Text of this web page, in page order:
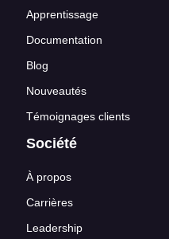
Apprentissage
Documentation
Blog
Nouveautés
Témoignages clients
Société
À propos
Carrières
Leadership